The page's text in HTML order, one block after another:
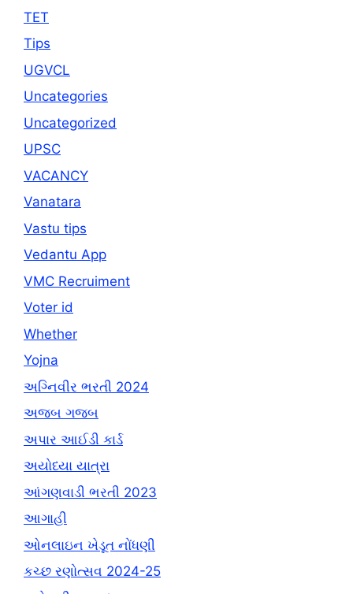
TET
Tips
UGVCL
Uncategories
Uncategorized
UPSC
VACANCY
Vanatara
Vastu tips
Vedantu App
VMC Recruiment
Voter id
Whether
Yojna
અગ્નિવીર ભરતી 2024
અજબ ગજબ
અપાર આઈડી કાર્ડ
અયોધ્યા યાત્રા
આંગણવાડી ભરતી 2023
આગાહી
ઓનલાઇન ખેડૂત નોંધણી
કચ્છ રણોત્સવ 2024-25